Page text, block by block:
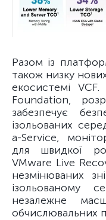
Разом із
також низку
екосистемі
Foundation,
забезпечує
ізольованих
a-Service,
для швидкої
VMware Live
незмінюваних
ізольованому
незалежне
обчислювальних